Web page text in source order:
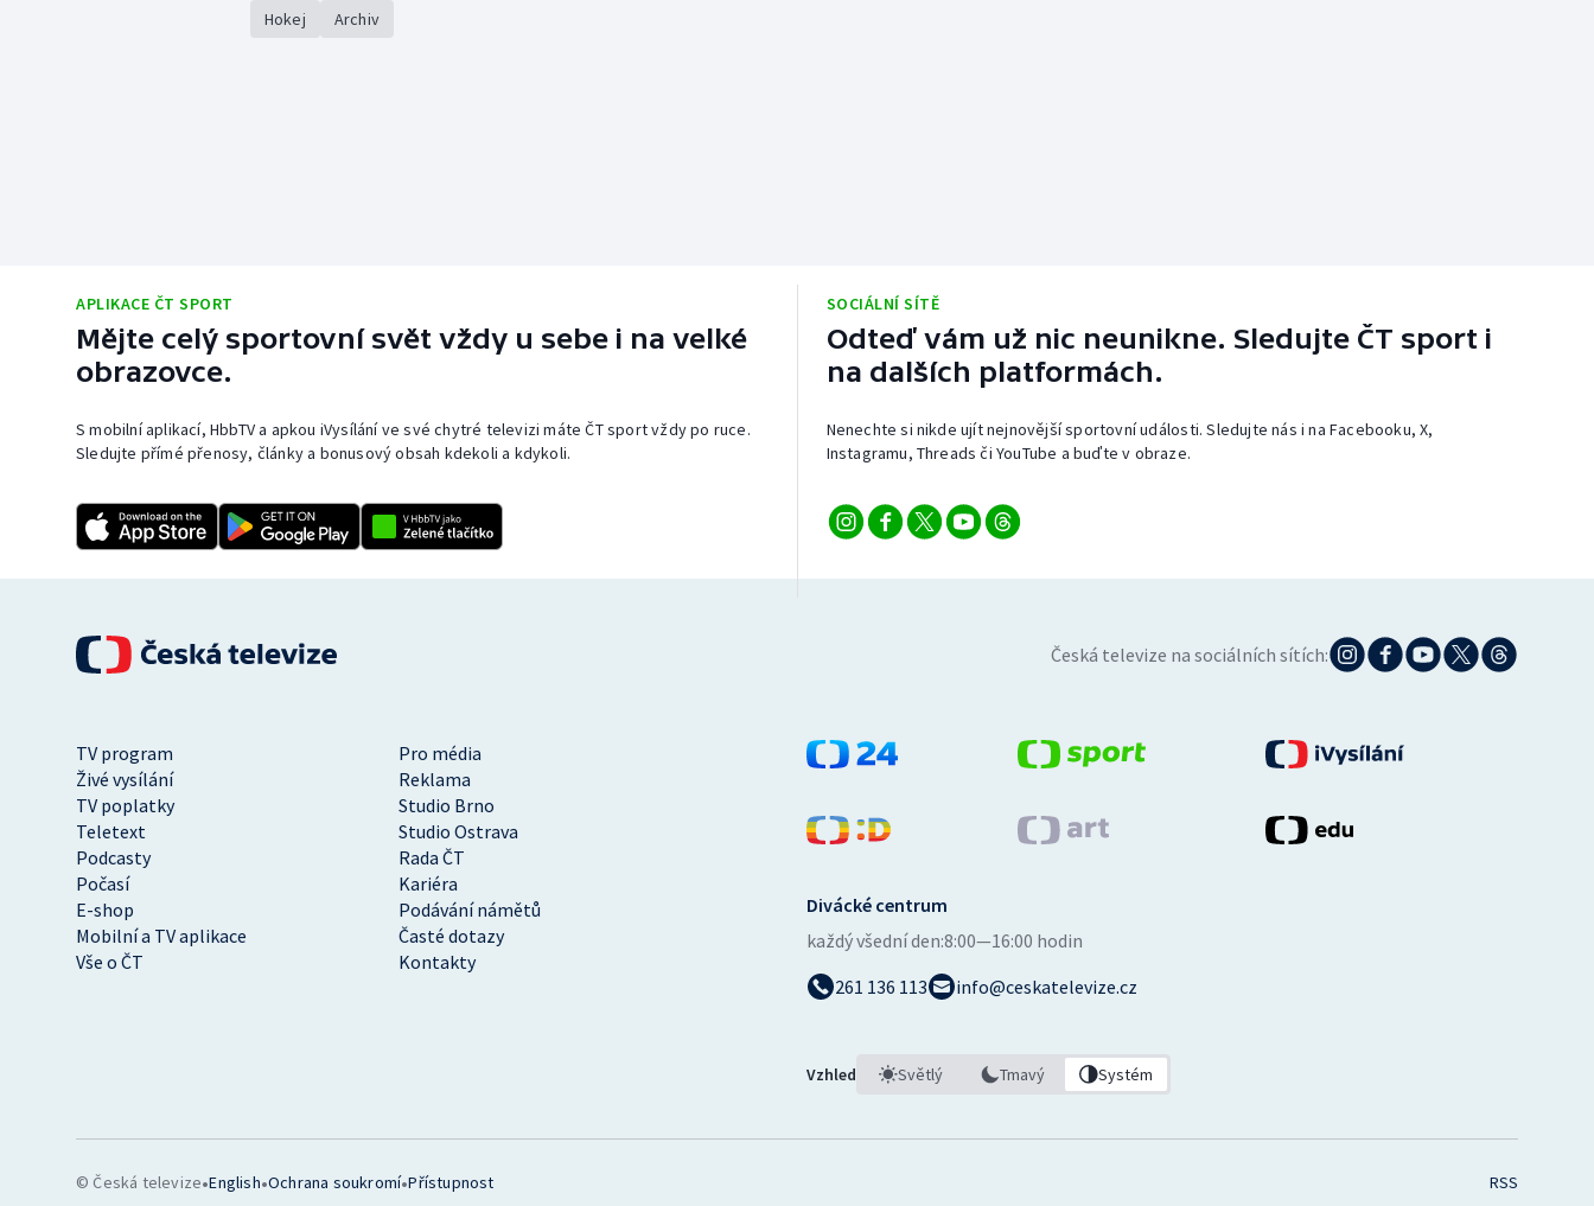
Hokej Archiv
APLIKACE ČT SPORT
Mějte celý sportovní svět vždy u sebe i na velké
obrazovce.
S mobilní aplikací, HbbTV a apkou iVysílání ve své chytré televizi máte ČT sport vždy po ruce.
Sledujte přímé přenosy, články a bonusový obsah kdekoli a kdykoli.
SOCIÁLNÍ SÍTĚ
Odteď vám už nic neunikne. Sledujte ČT sport i
na dalších platformách.
Nenechte si nikde ujít nejnovější sportovní události. Sledujte nás i na Facebooku, X,
Instagramu, Threads či YouTube a buďte v obraze.
Česká televize na sociálních sítích:
TV program
Pro média
Živé vysílání
Reklama
TV poplatky
Studio Brno
Teletext
Studio Ostrava
Podcasty
Rada ČT
Počasí
Kariéra
E-shop
Podávání námětů
Mobilní a TV aplikace
Časté dotazy
Vše o ČT
Kontakty
Divácké centrum
každý všední den:8:00—16:00 hodin
261 136 113
info@ceskatelevize.cz
Vzhled Světlý Tmavý Systém
© Česká televize•English•Ochrana soukromí•Přístupnost RSS